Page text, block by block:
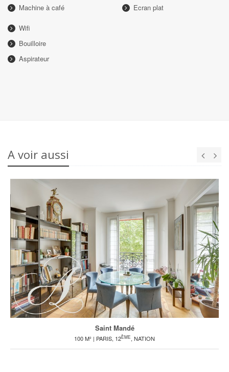
Machine à café
Ecran plat
Wifi
Bouilloire
Aspirateur
A voir aussi
Saint Mandé
100 M² | PARIS, 12ÈME, NATION